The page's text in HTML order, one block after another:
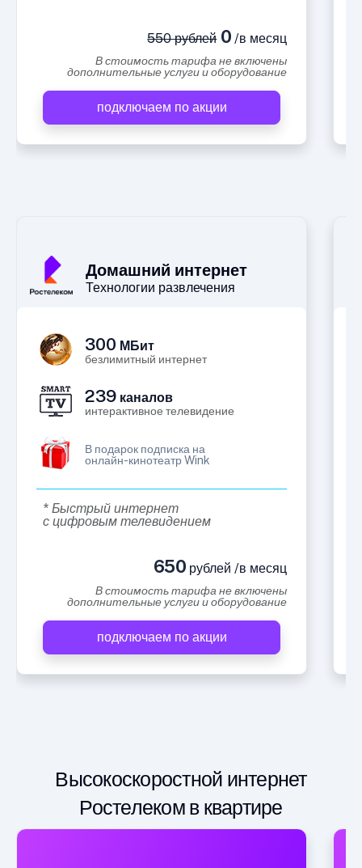
550 рублей0 /в месяц
В стоимость тарифа не включены
дополнительные услуги и оборудование
подключаем по акции
Домашний интернет
Технологии развлечения
300 МБит
безлимитный интернет
239 каналов
интерактивное телевидение
В подарок подписка на
онлайн-кинотеатр Wink
* Быстрый интернет
с цифровым телевидением
650 рублей /в месяц
В стоимость тарифа не включены
дополнительные услуги и оборудование
подключаем по акции
Высокоскоростной интернет
Ростелеком в квартире